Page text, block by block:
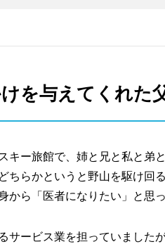
を与えてくれた
キー旅館で、姉と兄と私と弟
ちらかというと野山を駆け回
から「医者になりたい」と思
サービス業を担っていました